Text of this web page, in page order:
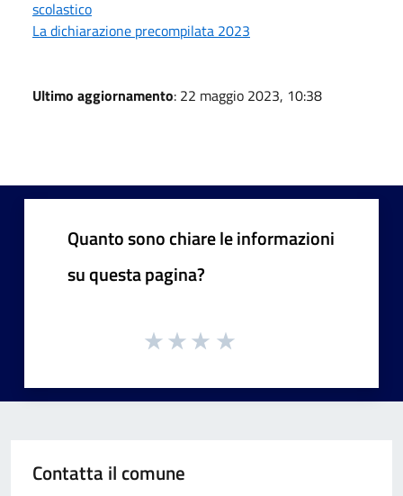
scolastico
La dichiarazione precompilata 2023
Ultimo aggiornamento: 22 maggio 2023, 10:38
Quanto sono chiare le informazioni
su questa pagina?
Contatta il comune